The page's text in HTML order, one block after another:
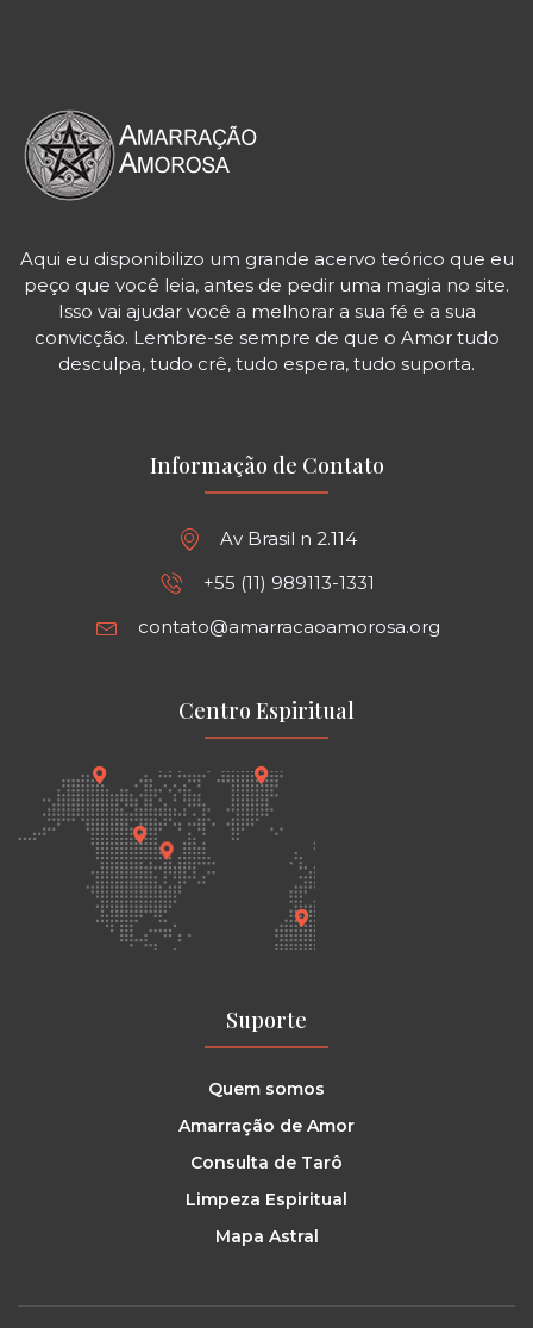
Aqui eu disponibilizo um grande acervo teórico que eu
peço que você leia, antes de pedir uma magia no site.
Isso vai ajudar você a melhorar a sua fé e a sua
convicção. Lembre-se sempre de que o Amor tudo
desculpa, tudo crê, tudo espera, tudo suporta.
Informação de Contato
Av Brasil n 2.114
+55 (11) 989113-1331
contato@amarracaoamorosa.org
Centro Espiritual
Suporte
Quem somos
Amarração de Amor
Consulta de Tarô
Limpeza Espiritual
Mapa Astral